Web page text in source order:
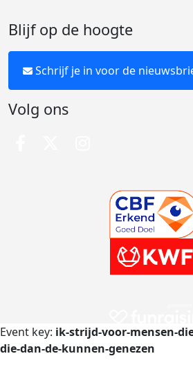
Blijf op de hoogte
Schrijf je in voor de
Volg ons
Event key: ik-strijd-voor-mensen-
die-dan-de-kunnen-genezen